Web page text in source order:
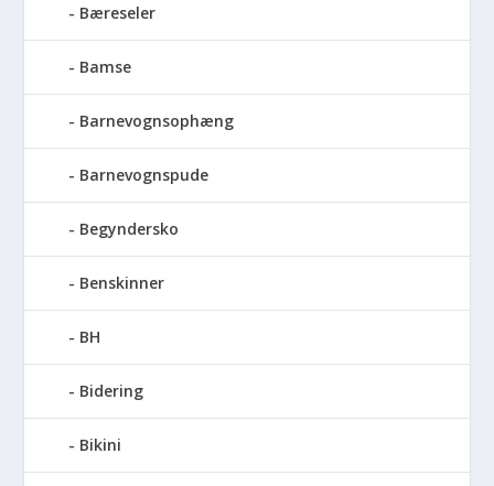
Bæreseler
Bamse
Barnevognsophæng
Barnevognspude
Begyndersko
Benskinner
BH
Bidering
Bikini